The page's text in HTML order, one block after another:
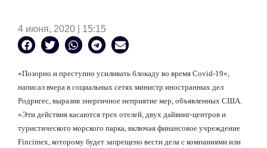
4 июня, 2020 | 15:15
«Позорно и преступно усиливать блокаду во время Covid-19»,
написал вчера в социальных сетях министр иностранных дел
Родригес, выразив энергичное неприятие мер, объявленных США.
«Эти действия касаются трех отелей, двух дайвинг-центров и
туристического морского парка, включая финансовое учреждение
Fincimex, которому будет запрещено вести дела с компаниями или